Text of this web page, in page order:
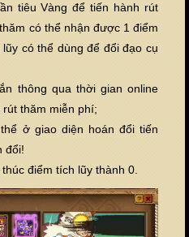
tiêu Vàng để tiến hành rút
có thể nhận được 1 điểm
có thể dùng để đổi đạo cụ
thông qua thời gian online
thăm miễn phí;
ở giao diện hoán đổi tiến
đổi!
điểm tích lũy thành 0.